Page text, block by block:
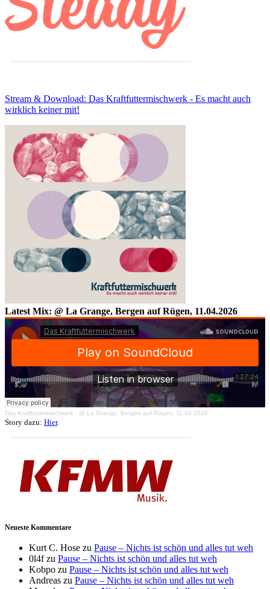
Stream & Download: Das Kraftfuttermischwerk - Es macht auch
wirklich keiner mit!
Latest Mix: @ La Grange, Bergen auf Rügen, 11.04.2026
Das Kraftfuttermischwerk · @ La Grange, Bergen auf Rügen, 11.04.2026
Story dazu: Hier.
Neueste Kommentare
Kurt C. Hose zu Pause – Nichts ist schön und alles tut weh
0l4fzu Pause – Nichts ist schön und alles tut weh
Kobpo zu Pause – Nichts ist schön und alles tut weh
Andreas zu Pause – Nichts ist schön und alles tut weh